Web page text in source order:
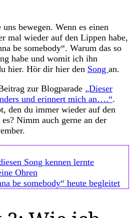
bewegen. Wenn es einen
mal wieder auf den Lippen habe,
be somebody“. Warum das so
habe und womit ich ihn
hier. Hör dir hier den Song an.
zur Blogparade „Dieser
und erinnert mich an….“.
den du immer wieder auf den
Nimm auch gerne an der
Song kennen lernte
Ohren
be somebody“ heute begleitet